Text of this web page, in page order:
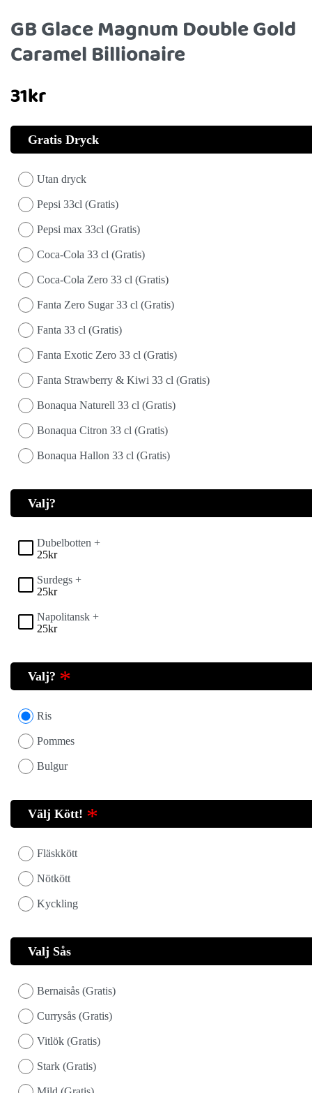
GB Glace Magnum Double Gold
Caramel Billionaire
31kr
Gratis Dryck
Utan dryck
Pepsi 33cl (Gratis)
Pepsi max 33cl (Gratis)
Coca-Cola 33 cl (Gratis)
Coca-Cola Zero 33 cl (Gratis)
Fanta Zero Sugar 33 cl (Gratis)
Fanta 33 cl (Gratis)
Fanta Exotic Zero 33 cl (Gratis)
Fanta Strawberry & Kiwi 33 cl (Gratis)
Bonaqua Naturell 33 cl (Gratis)
Bonaqua Citron 33 cl (Gratis)
Bonaqua Hallon 33 cl (Gratis)
Valj?
Dubelbotten +
25kr
Surdegs +
25kr
Napolitansk +
25kr
Valj?
Ris
Pommes
Bulgur
Välj Kött!
Fläskkött
Nötkött
Kyckling
Valj Sås
Bernaisås (Gratis)
Currysås (Gratis)
Vitlök (Gratis)
Stark (Gratis)